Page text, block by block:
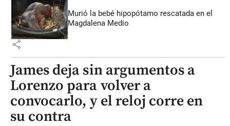
Murió la bebé hipopótamo rescatada en el
Magdalena Medio
share
James deja sin argumentos a
Lorenzo para volver a
convocarlo, y el reloj corre en
su contra